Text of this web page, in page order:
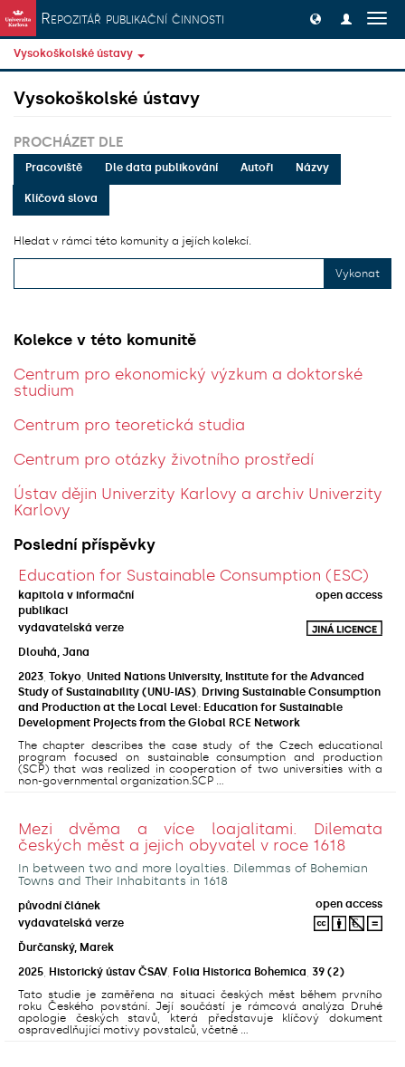
Přeskočit na obsah
Repozitář publikační činnosti
Vysokoškolské ústavy
Vysokoškolské ústavy
PROCHÁZET DLE
Pracoviště Dle data publikování Autoři Názvy
Klíčová slova
Hledat v rámci této komunity a jejích kolekcí.
Vykonat
Kolekce v této komunitě
Centrum pro ekonomický výzkum a doktorské
studium
Centrum pro teoretická studia
Centrum pro otázky životního prostředí
Ústav dějin Univerzity Karlovy a archiv Univerzity
Karlovy
Poslední příspěvky
Education for Sustainable Consumption (ESC)
kapitola v informační
publikaci
open access
vydavatelská verze
Dlouhá, Jana
2023 Tokyo United Nations University, Institute for the Advanced
Study of Sustainability (UNU-IAS) Driving Sustainable Consumption
and Production at the Local Level: Education for Sustainable
Development Projects from the Global RCE Network
The chapter describes the case study of the Czech educational
program focused on sustainable consumption and production
(SCP) that was realized in cooperation of two universities with a
non-governmental organization.SCP ...
Mezi dvěma a více loajalitami. Dilemata
českých měst a jejich obyvatel v roce 1618
In between two and more loyalties. Dilemmas of Bohemian
Towns and Their Inhabitants in 1618
původní článek
open access
vydavatelská verze
Ďurčanský, Marek
2025 Historický ústav ČSAV Folia Historica Bohemica 39 (2)
Tato studie je zaměřena na situaci českých měst během prvního
roku Českého povstání. Její součástí je rámcová analýza Druhé
apologie českých stavů, která představuje klíčový dokument
ospravedlňující motivy povstalců, včetně ...